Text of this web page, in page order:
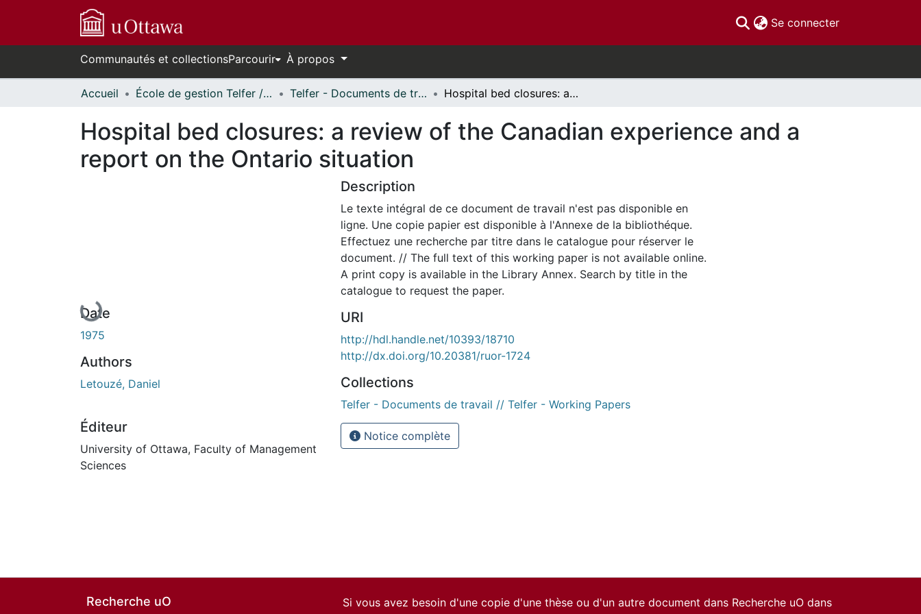
Se connecter(current)
Communautés et collectionsParcourir À propos
Accueil École de gestion Telfer // Telfer School of Management Telfer - Documents de travail // Telfer - Working Papers Hospital bed closures: a review of the Canadian experience and a report on the Ontario situation
Hospital bed closures: a review of the Canadian experience and a
report on the Ontario situation
En cours de chargement...
Date
1975
Authors
Letouzé, Daniel
Éditeur
University of Ottawa, Faculty of Management
Sciences
Description
Le texte intégral de ce document de travail n'est pas disponible en
ligne. Une copie papier est disponible à l'Annexe de la bibliothéque.
Effectuez une recherche par titre dans le catalogue pour réserver le
document. // The full text of this working paper is not available online.
A print copy is available in the Library Annex. Search by title in the
catalogue to request the paper.
URI
http://hdl.handle.net/10393/18710
http://dx.doi.org/10.20381/ruor-1724
Collections
Telfer - Documents de travail // Telfer - Working Papers
Notice complète
Recherche uO
Si vous avez besoin d'une copie d'une thèse ou d'un autre document dans Recherche uO dans